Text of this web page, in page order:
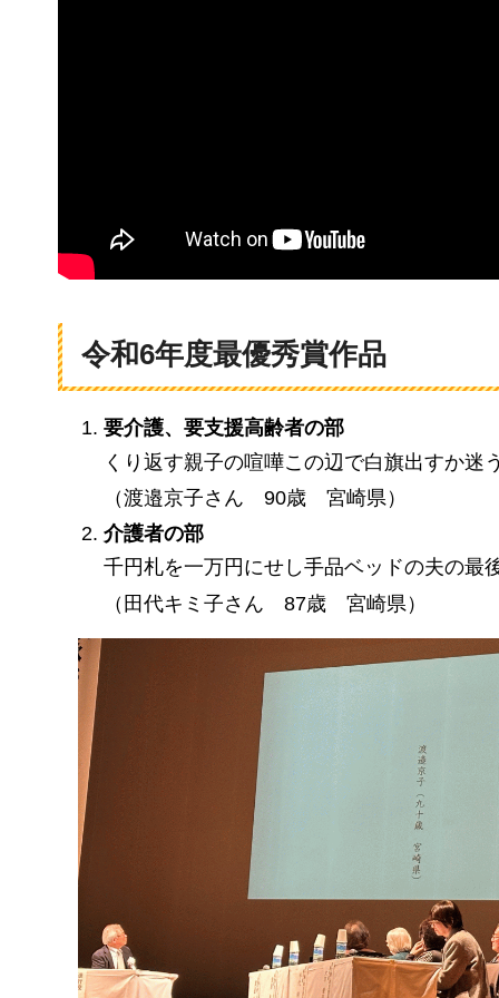
令和6年度最優秀賞作品
要介護、要支援高齢者の部
くり返す親子の喧嘩この辺で白旗出すか迷
（渡邉京子さん
90歳 宮崎県）
介護者の部
千円札を一万円にせし手品ベッドの夫の最
（田代キミ子さん
87歳 宮崎県 ）